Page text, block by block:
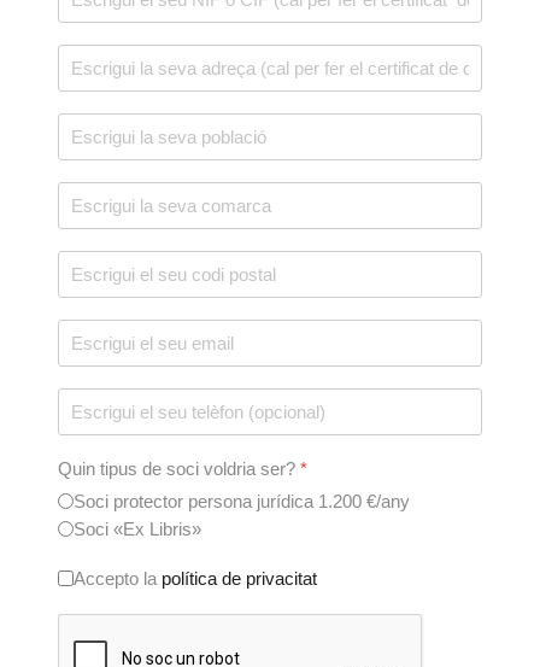
Quin tipus de soci voldria ser? *
Soci protector persona jurídica 1.200 €/any
Soci «Ex Libris»
Accepto la política de privacitat